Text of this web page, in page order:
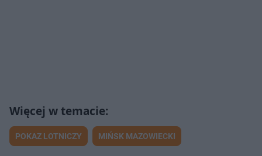
POKAZ LOTNICZY MIŃSK MAZOWIECKI